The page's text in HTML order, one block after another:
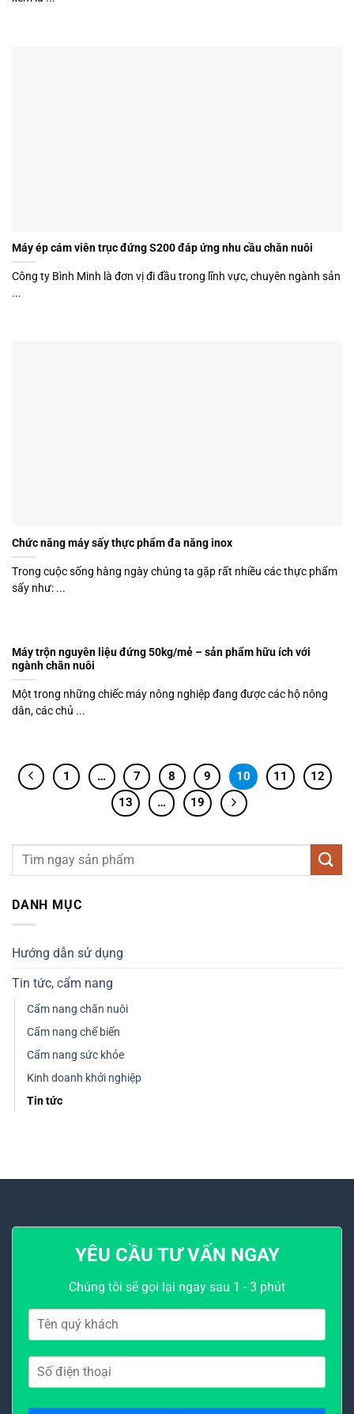
Máy ép cám viên trục đứng S200 đáp ứng nhu cầu chăn nuôi
Công ty Bình Minh là đơn vị đi đầu trong lĩnh vực, chuyên ngành sản
...
Chức năng máy sấy thực phẩm đa năng inox
Trong cuộc sống hàng ngày chúng ta gặp rất nhiều các thực phẩm
sấy như: ...
Máy trộn nguyên liệu đứng 50kg/mẻ – sản phẩm hữu ích với
ngành chăn nuôi
Một trong những chiếc máy nông nghiệp đang được các hộ nông
dân, các chủ ...
1 … 7 8 9 10 11
12
13
… 19
DANH MỤC
Hướng dẫn sử dụng
Tin tức, cẩm nang
Cẩm nang chăn nuôi
Cẩm nang chế biến
Cẩm nang sức khỏe
Kinh doanh khởi nghiệp
Tin tức
YÊU CẦU TƯ VẤN NGAY
Chúng tôi sẽ gọi lại ngay sau 1 - 3 phút